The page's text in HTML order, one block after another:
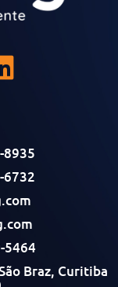
8935
6732
5464
Braz, Curitiba